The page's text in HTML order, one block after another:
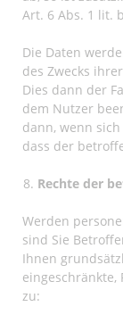
Art. 6 Abs. 1 lit.
Die Daten
des Zwecks
Dies dann der
dem Nutzer
dann, wenn
dass der
Rechte der
Werden
sind Sie
Ihnen
eingeschränkte,
zu: